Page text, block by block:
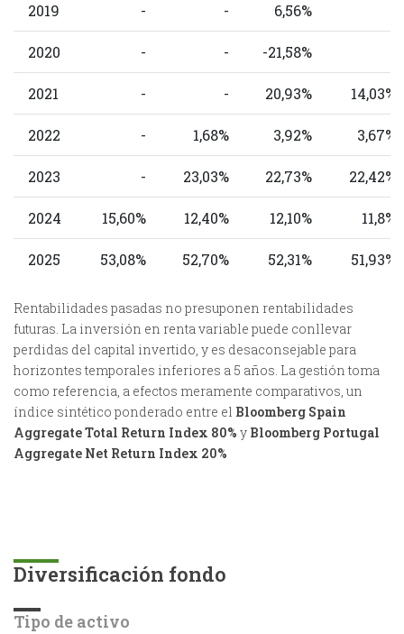
2019 - - 6,56%
2020 - - -21,58%
2021 - - 20,93% 14,03%
2022 - 1,68% 3,92% 3,67%
2023 - 23,03% 22,73% 22,42%
2024 15,60% 12,40% 12,10% 11,8%
2025 53,08% 52,70% 52,31% 51,93%
Rentabilidades pasadas no presuponen rentabilidades
futuras. La inversión en renta variable puede conllevar
perdidas del capital invertido, y es desaconsejable para
horizontes temporales inferiores a 5 años. La gestión toma
como referencia, a efectos meramente comparativos, un
índice sintético ponderado entre el Bloomberg Spain
Aggregate Total Return Index 80% y Bloomberg Portugal
Aggregate Net Return Index 20%
Diversificación fondo
Tipo de activo